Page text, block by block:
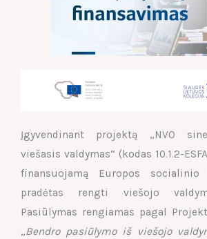
Įgyvendinant projektą „NVO
viešasis valdymas“ (kodas 10.1.2-
finansuojamą Europos socialinio
pradėtas rengti viešojo
Pasiūlymas rengiamas pagal
„Bendro pasiūlymo iš viešojo